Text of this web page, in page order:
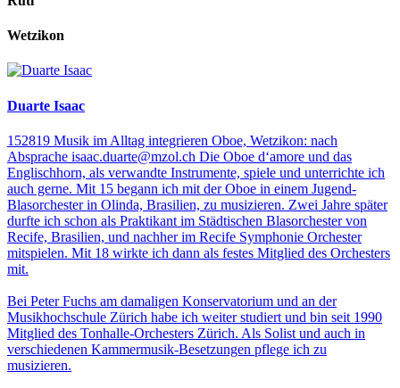
Wetzikon
Duarte Isaac
152819 Musik im Alltag integrieren Oboe, Wetzikon: nach
Absprache isaac.duarte@mzol.ch Die Oboe d‘amore und das
Englischhorn, als verwandte Instrumente, spiele und unterrichte ich
auch gerne. Mit 15 begann ich mit der Oboe in einem Jugend-
Blasorchester in Olinda, Brasilien, zu musizieren. Zwei Jahre später
durfte ich schon als Praktikant im Städtischen Blasorchester von
Recife, Brasilien, und nachher im Recife Symphonie Orchester
mitspielen. Mit 18 wirkte ich dann als festes Mitglied des Orchesters
mit.
Bei Peter Fuchs am damaligen Konservatorium und an der
Musikhochschule Zürich habe ich weiter studiert und bin seit 1990
Mitglied des Tonhalle-Orchesters Zürich. Als Solist und auch in
verschiedenen Kammermusik-Besetzungen pflege ich zu
musizieren.